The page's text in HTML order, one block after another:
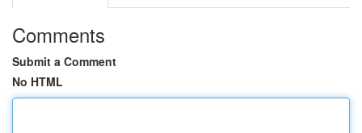
Comments
Submit a Comment
No HTML